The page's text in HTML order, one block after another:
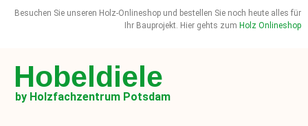
Besuchen Sie unseren Holz-Onlineshop und bestellen Sie noch heute alles für
Ihr Bauprojekt. Hier gehts zum Holz Onlineshop
Hobeldiele
by Holzfachzentrum Potsdam